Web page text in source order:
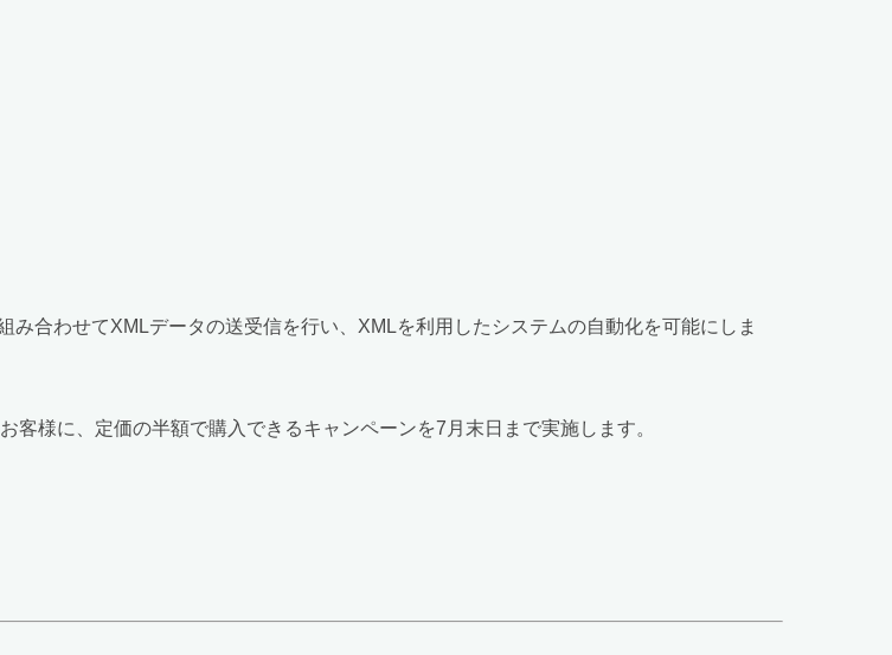
合わせてXMLデータの送受信を行い、XMLを利用したシステムの自動化を可能にしま
様に、定価の半額で購入できるキャンペーンを7月末日まで実施します。